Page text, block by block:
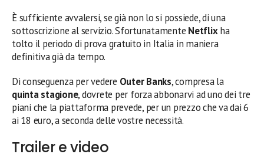
È sufficiente avvalersi, se già non lo si possiede, di una
sottoscrizione al servizio. Sfortunatamente Netflixha
tolto il periodo di prova gratuito in Italia in maniera
definitiva già da tempo.
Di conseguenza per vedere Outer Banks, compresa la
quinta stagione, dovrete per forza abbonarvi ad uno dei tre
piani che la piattaforma prevede, per un prezzo che va dai 6
ai 18 euro, a seconda delle vostre necessità.
Trailer e video